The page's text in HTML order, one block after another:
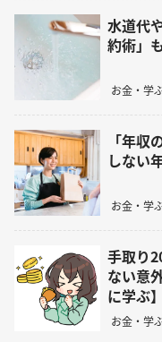
水道代
約術」
お金・学
「年
しない
お金・学
手取り
ない意
に学ぶ】
お金・学